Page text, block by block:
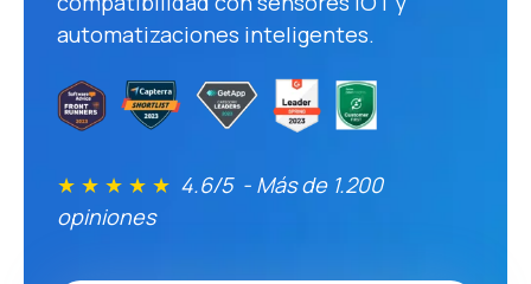
automatizaciones inteligentes.
★ ★ ★ ★ ★ 4.6/5 - Más de 1.200
opiniones